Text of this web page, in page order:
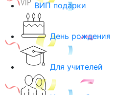
ВИП подарки
День рождения
Для учителей